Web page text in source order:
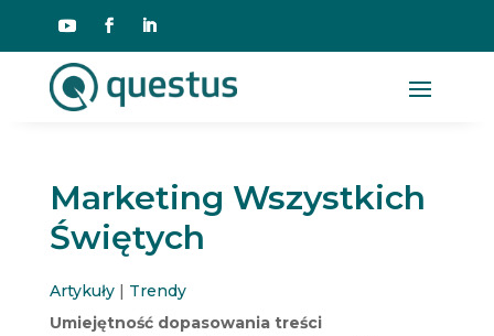
Marketing Wszystkich
Świętych
Artykuły| Trendy
Umiejętność dopasowania treści